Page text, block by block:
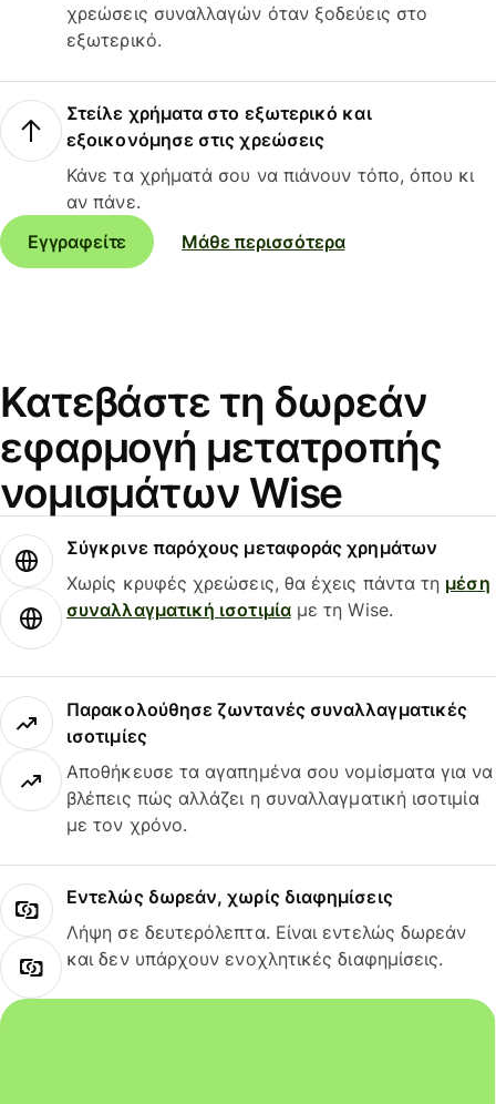
χρεώσεις συναλλαγών όταν ξοδεύεις στο
εξωτερικό.
Στείλε χρήματα στο εξωτερικό και
εξοικονόμησε στις χρεώσεις
Κάνε τα χρήματά σου να πιάνουν τόπο, όπου κι
αν πάνε.
Εγγραφείτε
Μάθε περισσότερα
Κατεβάστε τη δωρεάν
εφαρμογή μετατροπής
νομισμάτων Wise
Σύγκρινε παρόχους μεταφοράς χρημάτων
Χωρίς κρυφές χρεώσεις, θα έχεις πάντα τη μέση
συναλλαγματική ισοτιμίαμε τη Wise.
Παρακολούθησε ζωντανές συναλλαγματικές
ισοτιμίες
Αποθήκευσε τα αγαπημένα σου νομίσματα για να
βλέπεις πώς αλλάζει η συναλλαγματική ισοτιμία
με τον χρόνο.
Εντελώς δωρεάν, χωρίς διαφημίσεις
Λήψη σε δευτερόλεπτα. Είναι εντελώς δωρεάν
και δεν υπάρχουν ενοχλητικές διαφημίσεις.